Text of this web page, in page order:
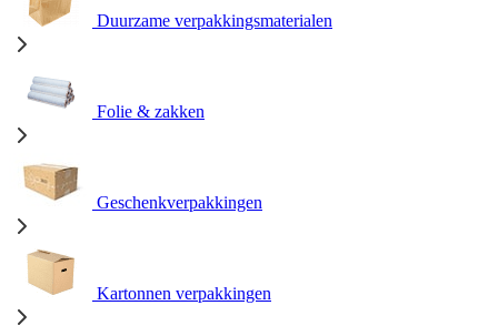
Duurzame verpakkingsmaterialen
Folie & zakken
Geschenkverpakkingen
Kartonnen verpakkingen